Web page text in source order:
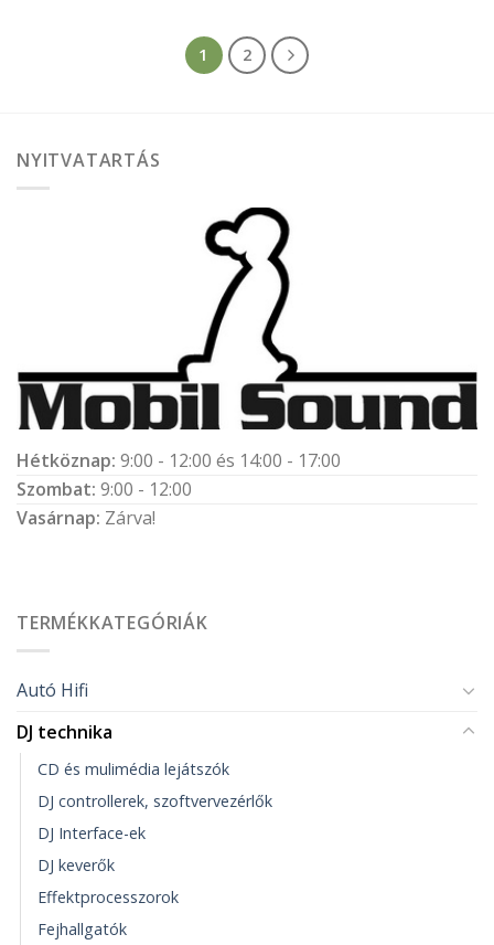
1 2
NYITVATARTÁS
Hétköznap: 9:00 - 12:00 és 14:00 - 17:00
Szombat: 9:00 - 12:00
Vasárnap: Zárva!
TERMÉKKATEGÓRIÁK
Autó Hifi
DJ technika
CD és mulimédia lejátszók
DJ controllerek, szoftvervezérlők
DJ Interface-ek
DJ keverők
Effektprocesszorok
Fejhallgatók